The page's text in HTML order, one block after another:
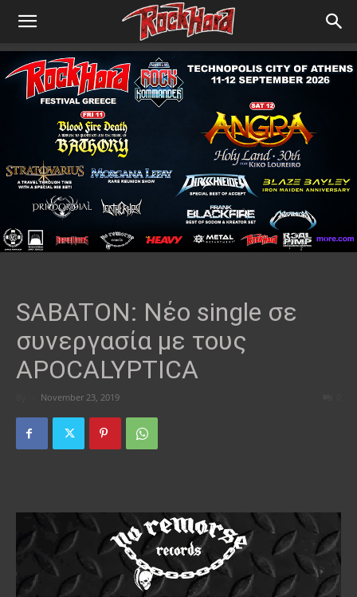
SABATON: Νέο single σε
συνεργασία με τους
APOCALYPTICA
November 23, 2019